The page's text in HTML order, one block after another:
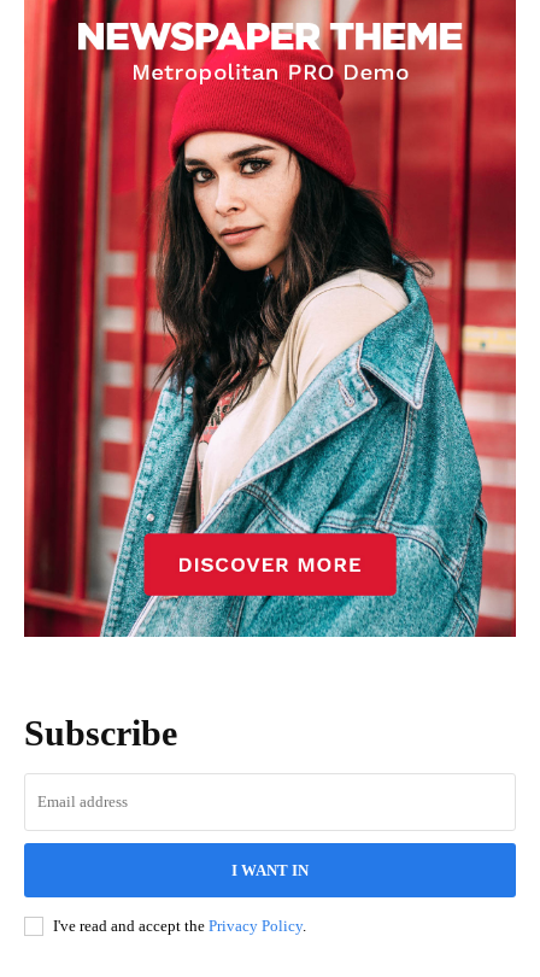
Subscribe
I WANT IN
I've read and accept the Privacy Policy.